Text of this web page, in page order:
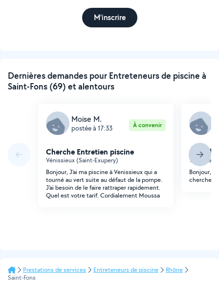
M'inscrire
Dernières demandes pour Entreteneurs de piscine à
Saint-Fons (69) et alentours
Moise M.
postée à 17:33 À convenir
Cherche Entretien piscine
Vénissieux (Saint-Exupery)
Bonjour, J'ai ma piscine à Venissieux qui a
tourné au vert suite au défaut de la pompe.
J'ai besoin de le faire rattraper rapidement.
Quel est votre tarif. Cordialement Moussa
Bonjour,
cherche
Prestations de services Entreteneurs de piscine
Rhône
Saint-Fons